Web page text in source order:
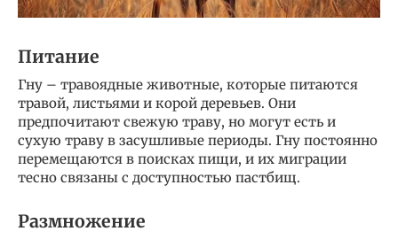
Питание
Гну – травоядные животные, которые питаются
травой, листьями и корой деревьев. Они
предпочитают свежую траву, но могут есть и
сухую траву в засушливые периоды. Гну постоянно
перемещаются в поисках пищи, и их миграции
тесно связаны с доступностью пастбищ.
Размножение